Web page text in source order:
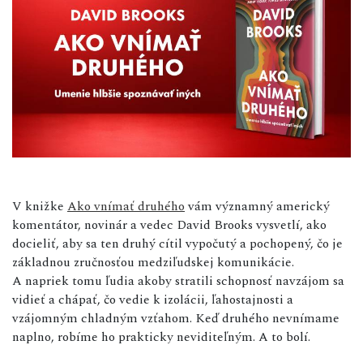
V knižke Ako vnímať druhéhovám významný americký
komentátor, novinár a vedec David Brooks vysvetlí, ako
docieliť, aby sa ten druhý cítil vypočutý a pochopený, čo je
základnou zručnosťou medziľudskej komunikácie.
A napriek tomu ľudia akoby stratili schopnosť navzájom sa
vidieť a chápať, čo vedie k izolácii, ľahostajnosti a
vzájomným chladným vzťahom. Keď druhého nevnímame
naplno, robíme ho prakticky neviditeľným. A to bolí.